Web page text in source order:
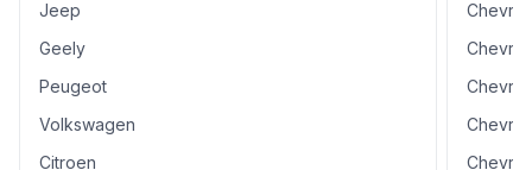
Jeep
Geely
Peugeot
Volkswagen
Citroen